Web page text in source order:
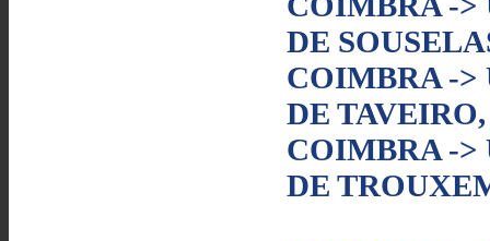
DE
COIMBRA ->
DE
COIMBRA ->
DE